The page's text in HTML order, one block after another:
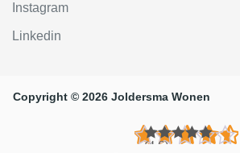
Instagram
Linkedin
Copyright © 2026 Joldersma Wonen
(4.6)